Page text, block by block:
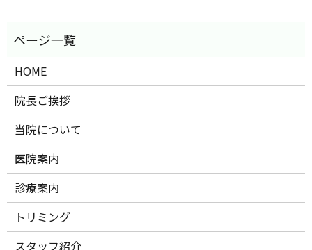
HOME
院長ご挨拶
当院について
医院案内
診療案内
トリミング
スタッフ紹介